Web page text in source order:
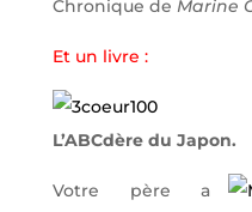
Chronique de Marine
Et un livre :
L’ABCdère du Japon.
Votre père a